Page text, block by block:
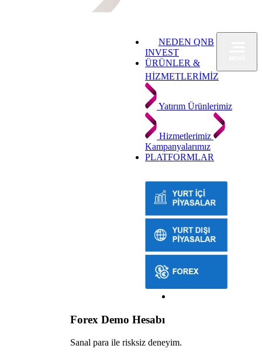
NEDEN QNB
INVEST
ÜRÜNLER &
HİZMETLERİMİZ
Yatırım Ürünlerimiz
Hizmetlerimiz
Kampanyalarımız
PLATFORMLAR
Forex Demo Hesabı
Sanal para ile risksiz deneyim.